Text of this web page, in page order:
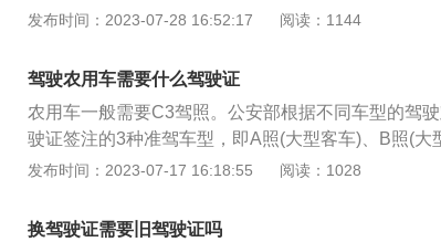
市公交车、中型客车、大型货车、小型汽车、小型自
普通二轮摩托车、轻便摩托车、轮式专用机械车、无
1）。根据《中华人民共和国道路交通安全法》第九
的，由公安机关交通管理部门处二百元以上二千元以
（二）将机动车交由未取得机动车驾驶证或者机动车
定时速百分之五十的；（五）强迫机动车驾驶人违反
驾驶人具有驾驶证。驾驶证的作用：驾驶证全称为机
的如果随意驾驶机动车，就有可能发生交通事故，一
于已具备安全驾驶技术的人在道路上驾驶车辆，这种
说明驾驶证是一种许可证明。会扣留驾驶证的情况
驶人将机动车交未取得机动车驾驶证或者机动车驾驶
机动车行驶超过规定时速的百分之五十；驾驶拼装或
发布时间：2023-07-28 16:52:17 阅读：1144
驾驶农用车需要什么驾驶证
农用车一般需要C3驾照。公安部根据不同车型的驾
驶证签注的3种准驾车型，即A照(大型客车)、B照(大
分为7种，以进一步加强管理的针对性。细化后的C
C3、C4则为小型货车、三轮摩托车、四轮农用运输
发布时间：2023-07-17 16:18:55 阅读：1028
换驾驶证需要旧驾驶证吗